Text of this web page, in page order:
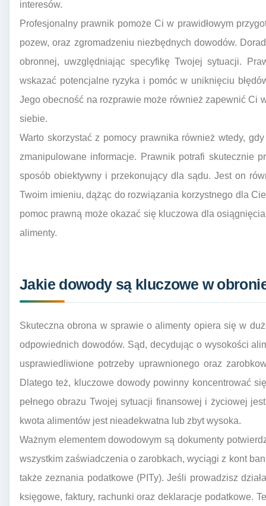
interesów.
Profesjonalny prawnik pomoże Ci w prawidłowym
pozew, oraz zgromadzeniu niezbędnych dowodów.
obronnej, uwzględniając specyfikę Twojej sytuacji.
wskazać potencjalne ryzyka i pomóc w uniknięciu
Jego obecność na rozprawie może również zapewnić Ci
siebie.
Warto skorzystać z pomocy prawnika również wtedy,
zmanipulowane informacje. Prawnik potrafi skutecznie
sposób obiektywny i przekonujący dla sądu. Jest on
Twoim imieniu, dążąc do rozwiązania korzystnego dla
pomoc prawną może okazać się kluczowa dla
alimenty.
Jakie dowody są kluczowe w
Skuteczna obrona w sprawie o alimenty opiera się w
odpowiednich dowodów. Sąd, decydując o wysokości
usprawiedliwione potrzeby uprawnionego oraz
Dlatego też, kluczowe dowody powinny koncentrować
pełnego obrazu Twojej sytuacji finansowej i życiowej
kwota alimentów jest nieadekwatna lub zbyt wysoka.
Ważnym elementem dowodowym są dokumenty
wszystkim zaświadczenia o zarobkach, wyciągi z kont
także zeznania podatkowe (PITy). Jeśli prowadzisz
księgowe, faktury, rachunki oraz deklaracje podatkowe.